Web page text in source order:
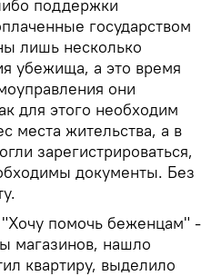
поддержки
государством
лишь несколько
убежища, а это время
они
для этого необходим
места жительства, а в
зарегистрироваться,
документы. Без
помочь беженцам" -
магазинов, нашло
квартиру, выделило